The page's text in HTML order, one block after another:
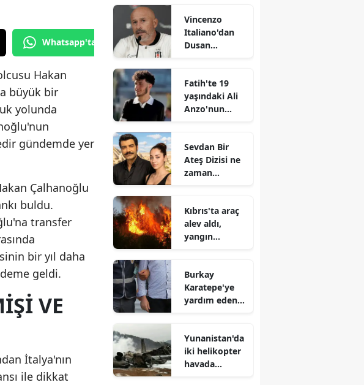
Whatsapp'tan Gönder
Hakan
büyük bir
yolunda
gündemde yer
Çalhanoğlu
buldu.
transfer
bir yıl daha
geldi.
VE
İtalya'nın
ile dikkat
Vincenzo
Italiano'dan
Dusan
bekliyorum
Fatih'te 19
yaşındaki Ali
Anzo'nun
2 şüpheli daha
adliyeye sevk
edildi
Sevdan Bir
Ateş Dizisi ne
zaman
kimler
oynayacak?
Kıbrıs'ta araç
alev aldı,
yangın
hayvanlar
telef oldu
Burkay
Karatepe'ye
yardım eden
Yunanistan'da
iki helikopter
havada